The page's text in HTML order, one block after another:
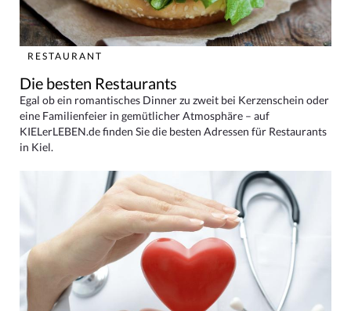
RESTAURANT
Die besten Restaurants
Egal ob ein romantisches Dinner zu zweit bei Kerzenschein oder
eine Familienfeier in gemütlicher Atmosphäre – auf
KIELerLEBEN.de finden Sie die besten Adressen für Restaurants
in Kiel.